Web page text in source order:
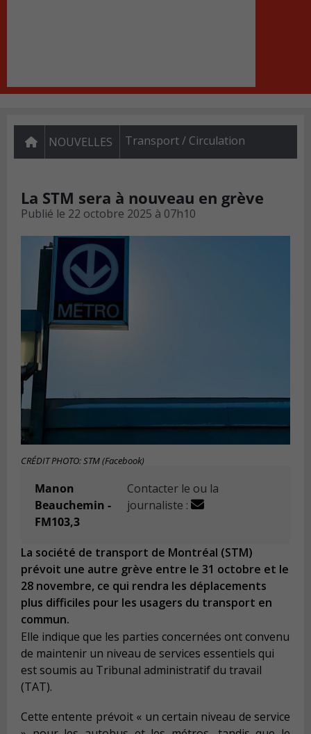
NOUVELLES Transport / Circulation
La STM sera à nouveau en grève
Publié le 22 octobre 2025 à 07h10
CRÉDIT PHOTO: STM (Facebook)
Manon
Beauchemin -
FM103,3
Contacter le ou la
journaliste :
La société de transport de Montréal (STM)
prévoit une autre grève entre le 31 octobre et le
28 novembre, ce qui rendra les déplacements
plus difficiles pour les usagers du transport en
commun.
Elle indique que les parties concernées ont convenu
de maintenir un niveau de services essentiels qui
est soumis au Tribunal administratif du travail
(TAT).
Cette entente prévoit « un certain niveau de service